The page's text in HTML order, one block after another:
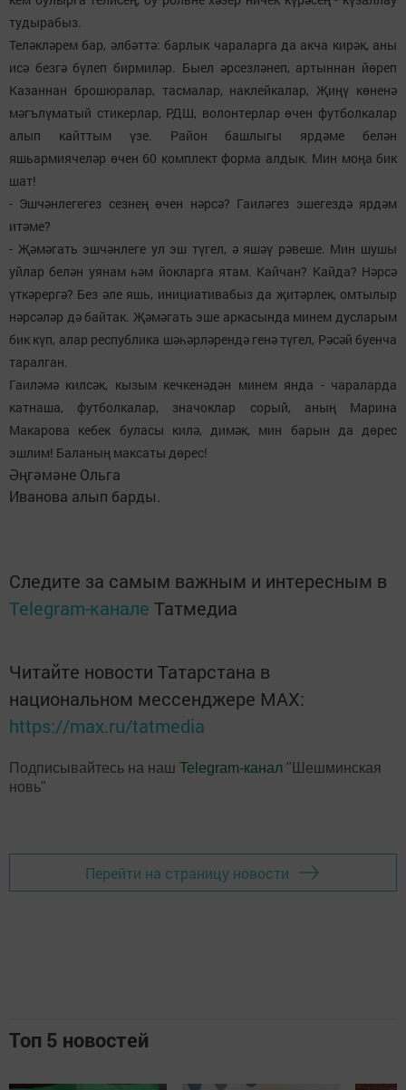
тудырабыз.
Теләкләрем бар, әлбәттә: барлык чараларга да акча кирәк, аны
исә безгә бүлеп бирмиләр. Быел әрсезләнеп, артыннан йөреп
Казаннан брошюралар, тасмалар, наклейкалар, Җиңү көненә
мәгълүматый стикерлар, РДШ, волонтерлар өчен футболкалар
алып кайттым үзе. Район башлыгы ярдәме белән
яшьармиячеләр өчен 60 комплект форма алдык. Мин моңа бик
шат!
- Эшчәнлегегез сезнең өчен нәрсә? Гаиләгез эшегездә ярдәм
итәме?
- Җәмәгать эшчәнлеге ул эш түгел, ә яшәү рәвеше. Мин шушы
уйлар белән уянам һәм йокларга ятам. Кайчан? Кайда? Нәрсә
үткәрергә? Без әле яшь, инициативабыз да җитәрлек, омтылыр
нәрсәләр дә байтак. Җәмәгать эше аркасында минем дусларым
бик күп, алар республика шәһәрләрендә генә түгел, Рәсәй буенча
таралган.
Гаиләмә килсәк, кызым кечкенәдән минем янда - чараларда
катнаша, футболкалар, значоклар сорый, аның Марина
Макарова кебек буласы килә, димәк, мин барын да дөрес
эшлим! Баланың максаты дөрес!
Әңгәмәне Ольга
Иванова алып барды.
Следите за самым важным и интересным в
Telegram-канале Татмедиа
Читайте новости Татарстана в
национальном мессенджере MАХ:
https://max.ru/tatmedia
Подписывайтесь на наш Telegram-канал "Шешминская
новь"
Перейти на страницу новости
Топ 5 новостей